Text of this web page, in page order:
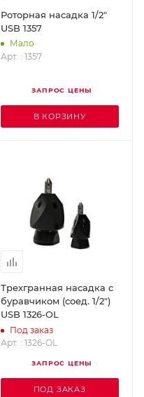
Роторная насадка 1/2"
USB 1357
Мало
Арт. : 1357
ЗАПРОС ЦЕНЫ
В КОРЗИНУ
Трехгранная насадка с
буравчиком (соед. 1/2")
USB 1326-OL
Под заказ
Арт. : 1326-OL
ЗАПРОС ЦЕНЫ
ПОД ЗАКАЗ